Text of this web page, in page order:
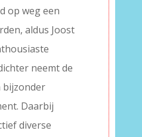
op weg een
aldus Joost
neemt de
bijzonder
Daarbij
diverse